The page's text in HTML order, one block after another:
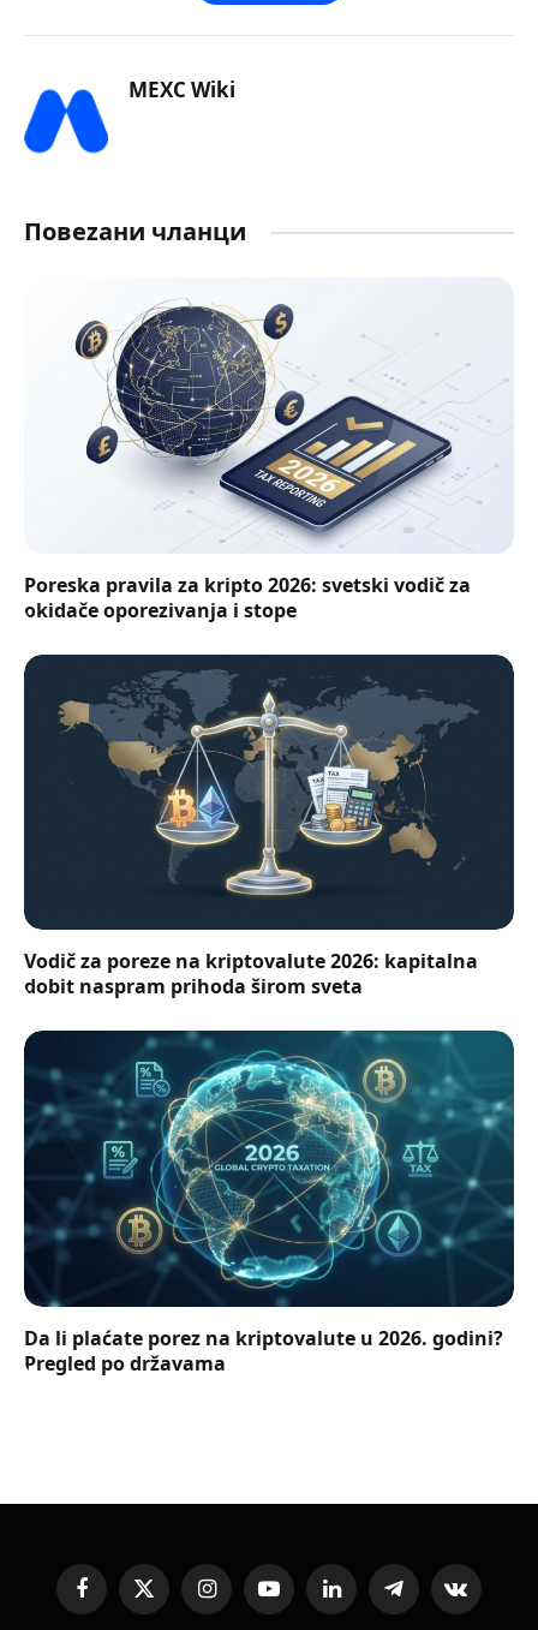
MEXC Wiki
Повеzани чланци
Poreska pravila za kripto 2026: svetski vodič za
okidače oporezivanja i stope
Vodič za poreze na kriptovalute 2026: kapitalna
dobit naspram prihoda širom sveta
Da li plaćate porez na kriptovalute u 2026. godini?
Pregled po državama
FacebookX
(Twitter)
InstagramYouTubeLinkedInTelegramVKontakte